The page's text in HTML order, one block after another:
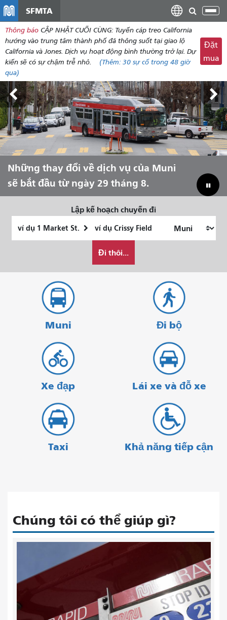
dung
SFMTA
Thông báo CẬP NHẬT CUỐI CÙNG: Tuyến cáp treo California
hướng vào trung tâm thành phố đã thông suốt tại giao lộ
California và Jones. Dịch vụ hoạt động bình thường trở lại. Dự
kiến ​​sẽ có sự chậm trễ nhỏ.
(Thêm: 30 sự cố trong 48 giờ
qua)
Đặt
mua
Triển lãm Outside Lands, ngày 7-9
tháng 8.
Những thay đổi về dịch vụ của Muni
sẽ bắt đầu từ ngày 29 tháng 8.
Hãy để Muni đưa bạn trải nghiệm
mùa hè!
Thu hẹp khoảng cách ngân sách để
cứu Muni
Lập kế hoạch chuyến đi
muốn
đi
Đi thôi...
Muni Đi bộ
Xe đạp Lái xe và đỗ xe
Taxi Khả năng tiếp cận
Chúng tôi có thể giúp gì?